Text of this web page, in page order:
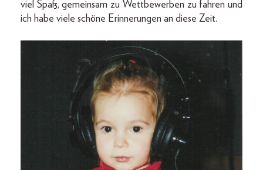
viel Spaß, gemeinsam zu Wettbewerben zu fahren und
ich habe viele schöne Erinnerungen an diese Zeit.